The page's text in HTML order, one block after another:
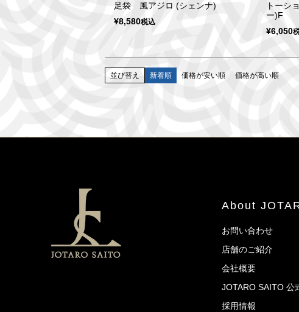
足袋 風アジロ (シェンナ)
¥8,580税込
トーシ
ー)F
¥6,050
並び替え 新着順 価格が安い順 価格が高い順
About
お問い合わせ
店舗のご紹介
会社概要
JOTARO SAITO 公
採用情報